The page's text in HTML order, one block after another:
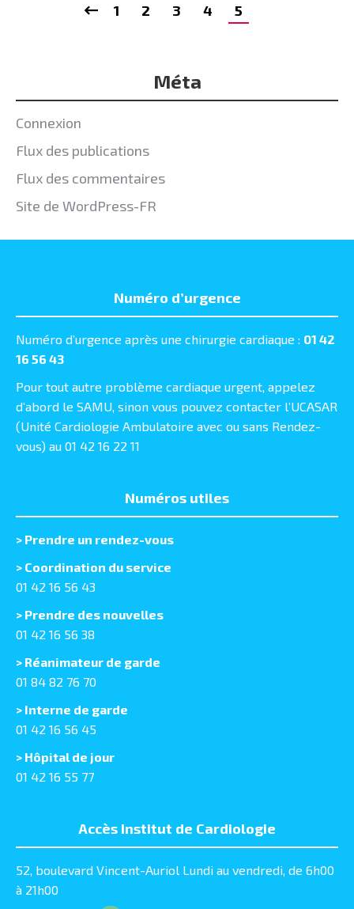
1 2 3 4 5
Méta
Connexion
Flux des publications
Flux des commentaires
Site de WordPress-FR
Numéro d’urgence
Numéro d’urgence après une chirurgie cardiaque : 01 42
16 56 43
Pour tout autre problème cardiaque urgent, appelez
d’abord le SAMU, sinon vous pouvez contacter l’UCASAR
(Unité Cardiologie Ambulatoire avec ou sans Rendez-
vous) au 01 42 16 22 11
Numéros utiles
> Prendre un rendez-vous
> Coordination du service
01 42 16 56 43
> Prendre des nouvelles
01 42 16 56 38
> Réanimateur de garde
01 84 82 76 70
> Interne de garde
01 42 16 56 45
> Hôpital de jour
01 42 16 55 77
Accès Institut de Cardiologie
52, boulevard Vincent-Auriol Lundi au vendredi, de 6h00
à 21h00